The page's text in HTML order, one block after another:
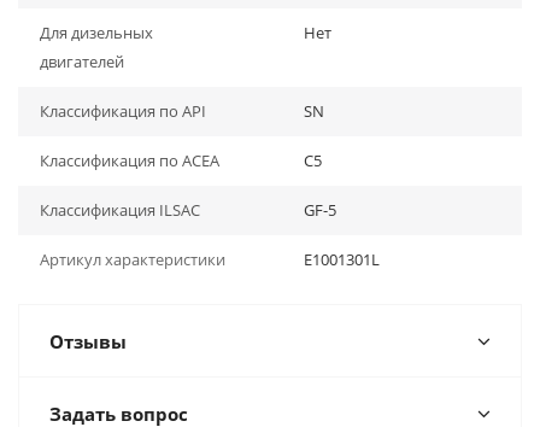
Для дизельных
двигателей
Нет
Классификация по API SN
Классификация по ACEA C5
Классификация ILSAC GF-5
Артикул характеристики E1001301L
Отзывы
Задать вопрос